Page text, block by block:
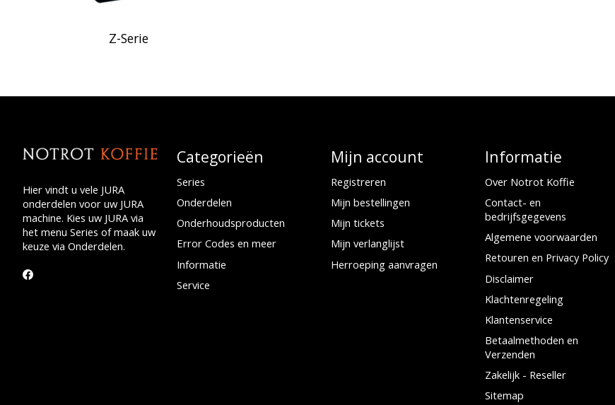
Z-Serie
Hier vindt u vele JURA
onderdelen voor uw JURA
machine. Kies uw JURA via
het menu Series of maak uw
keuze via Onderdelen.
Categorieën
Series
Onderdelen
Onderhoudsproducten
Error Codes en meer
Informatie
Service
Mijn account
Registreren
Mijn bestellingen
Mijn tickets
Mijn verlanglijst
Herroeping aanvragen
Informatie
Over Notrot Koffie
Contact- en
bedrijfsgegevens
Algemene voorwaarden
Retouren en Privacy Policy
Disclaimer
Klachtenregeling
Klantenservice
Betaalmethoden en
Verzenden
Zakelijk - Reseller
Sitemap